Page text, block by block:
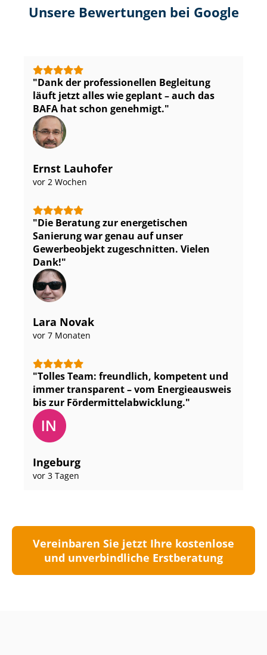
Unsere Bewertungen bei Google
Dank der professionellen Begleitung
läuft jetzt alles wie geplant – auch das
BAFA hat schon genehmigt.
Ernst Lauhofer
vor 2 Wochen
Die Beratung zur energetischen
Sanierung war genau auf unser
Gewerbeobjekt zugeschnitten. Vielen
Dank!
Lara Novak
vor 7 Monaten
Tolles Team: freundlich, kompetent und
immer transparent – vom Energieausweis
bis zur För­der­mit­tel­ab­wick­lung.
Ingeburg
vor 3 Tagen
Vereinbaren Sie jetzt Ihre kostenlose
und unverbindliche Erstberatung